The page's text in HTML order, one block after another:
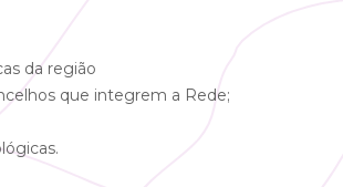
da região
que integrem a Rede;